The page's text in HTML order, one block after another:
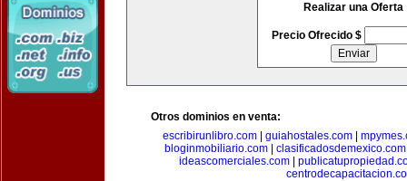
Realizar una Oferta
Precio Ofrecido $
Otros dominios en venta:
escribirunlibro.com| guiahostales.com|
bloginmobiliario.com| clasificadosdemexico.com
ideascomerciales.com|